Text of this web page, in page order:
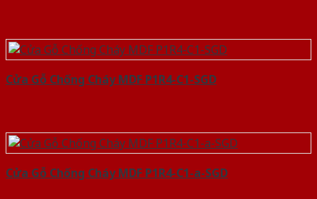
Cửa Gỗ Chống Cháy MDF P1R4-C1-SGD
Cửa Gỗ Chống Cháy MDF P1R4-C1-a-SGD